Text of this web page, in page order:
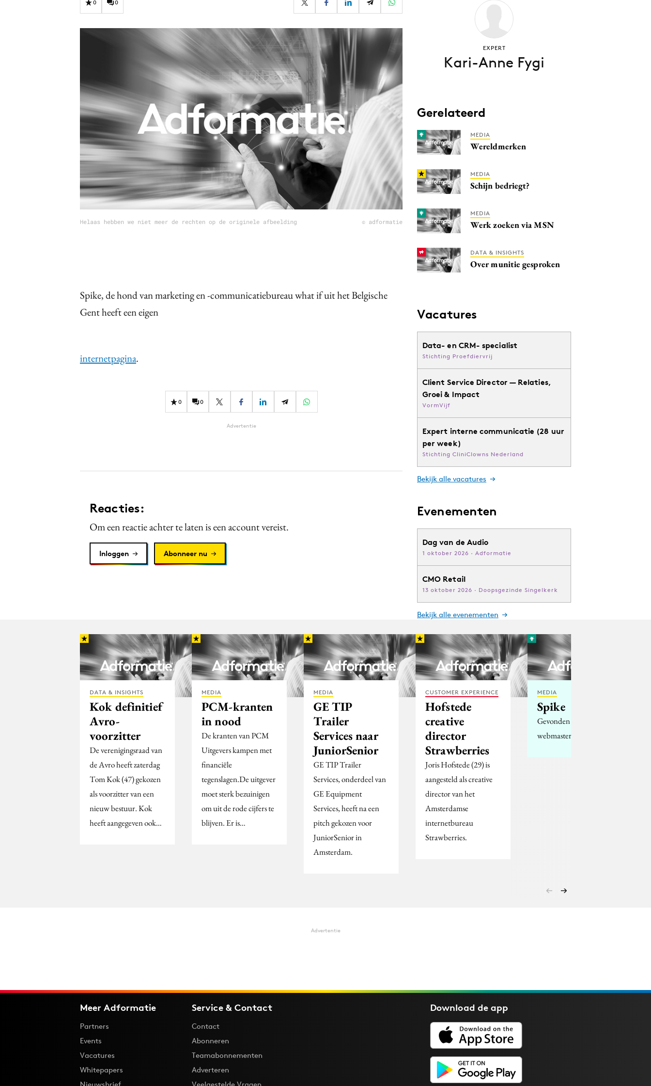
Influencer marketing
Interne communicatie
Martech
Purpose Marketing
Reputatie & crisis
0 0
Helaas hebben we niet meer de rechten op de originele afbeelding © adformatie
Spike, de hond van marketing en -communicatiebureau what if uit het Belgische
Gent heeft een eigen
internetpagina.
0 0
Advertentie
Reacties:
Om een reactie achter te laten is een account vereist.
Inloggen Abonneer nu
EXPERT
Kari-Anne Fygi
Gerelateerd
MEDIA
Wereldmerken
MEDIA
Schijn bedriegt?
MEDIA
Werk zoeken via MSN
DATA & INSIGHTS
Over munitie gesproken
Vacatures
Data- en CRM- specialist
Stichting Proefdiervrij
Client Service Director — Relaties,
Groei & Impact
VormVijf
Expert interne communicatie (28 uur
per week)
Stichting CliniClowns Nederland
Bekijk alle vacatures
Evenementen
Dag van de Audio
1 oktober 2026 · Adformatie
CMO Retail
13 oktober 2026 · Doopsgezinde Singelkerk
Bekijk alle evenementen
DATA & INSIGHTS
Kok definitief
Avro-
voorzitter
De verenigingsraad van
de Avro heeft zaterdag
Tom Kok (47) gekozen
als voorzitter van een
nieuw bestuur. Kok
heeft aangegeven ook…
MEDIA
PCM-kranten
in nood
De kranten van PCM
Uitgevers kampen met
financiële
tegenslagen.De uitgever
moet sterk bezuinigen
om uit de rode cijfers te
blijven. Er is…
MEDIA
GE TIP
Trailer
Services naar
JuniorSenior
GE TIP Trailer
Services, onderdeel van
GE Equipment
Services, heeft na een
pitch gekozen voor
JuniorSenior in
Amsterdam.
CUSTOMER EXPERIENCE
Hofstede
creative
director
Strawberries
Joris Hofstede (29) is
aangesteld als creative
director van het
Amsterdamse
internetbureau
Strawberries.
MEDIA
Spike
Gevonden door
webmaster Marc:
Advertentie
Meer Adformatie
Partners
Events
Vacatures
Whitepapers
Service & Contact
Contact
Abonneren
Teamabonnementen
Adverteren
Download deapp